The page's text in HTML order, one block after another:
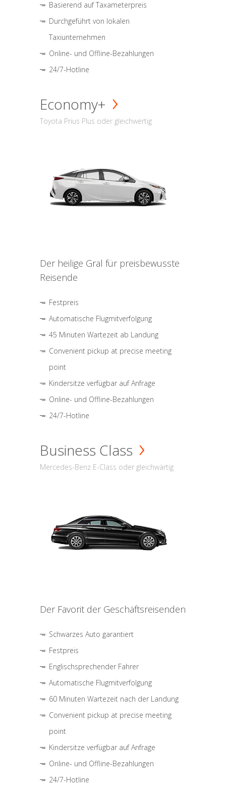
Basierend auf Taxameterpreis
Durchgeführt von lokalen
Taxiunternehmen
Online- und Offline-Bezahlungen
24/7-Hotline
Economy+
Toyota Prius Plus oder gleichwertig
Der heilige Gral für preisbewusste
Reisende
Festpreis
Automatische Flugmitverfolgung
45 Minuten Wartezeit ab Landung
Convenient pickup at precise meeting
point
Kindersitze verfügbar auf Anfrage
Online- und Offline-Bezahlungen
24/7-Hotline
Business Class
Mercedes-Benz E-Class oder gleichwärtig
Der Favorit der Geschäftsreisenden
Schwarzes Auto garantiert
Festpreis
Englischsprechender Fahrer
Automatische Flugmitverfolgung
60 Minuten Wartezeit nach der Landung
Convenient pickup at precise meeting
point
Kindersitze verfügbar auf Anfrage
Online- und Offline-Bezahlungen
24/7-Hotline